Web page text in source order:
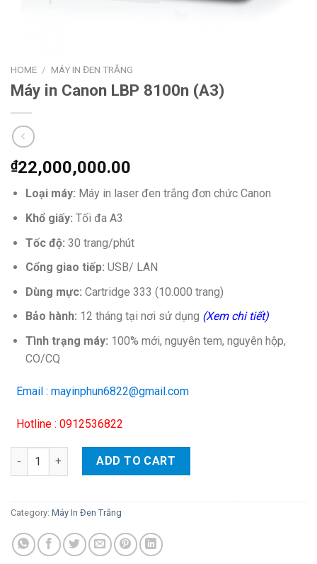
HOME / MÁY IN ĐEN TRẮNG
Máy in Canon LBP 8100n (A3)
₫22,000,000.00
Loại máy: Máy in laser đen trắng đơn chức Canon
Khổ giấy: Tối đa A3
Tốc độ: 30 trang/phút
Cổng giao tiếp: USB/ LAN
Dùng mực: Cartridge 333 (10.000 trang)
Bảo hành: 12 tháng tại nơi sử dụng (Xem chi tiết)
Tình trạng máy: 100% mới, nguyên tem, nguyên hộp,
CO/CQ
Email : mayinphun6822@gmail.com
Hotline : 0912536822
Máy in Canon LBP 8100n (A3) quantity
ADD TO CART
Category: Máy In Đen Trắng